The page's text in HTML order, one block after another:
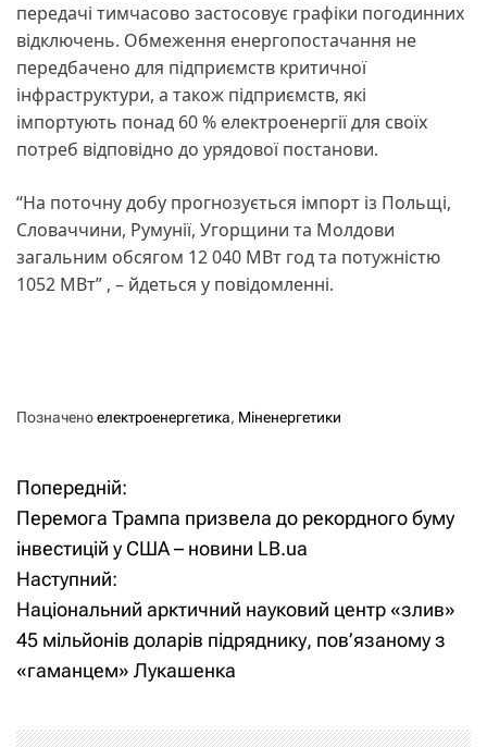
передачі тимчасово застосовує графіки погодинних
відключень. Обмеження енергопостачання не
передбачено для підприємств критичної
інфраструктури, а також підприємств, які
імпортують понад 60 % електроенергії для своїх
потреб відповідно до урядової постанови.
“На поточну добу прогнозується імпорт із Польщі,
Словаччини, Румунії, Угорщини та Молдови
загальним обсягом 12 040 МВт год та потужністю
1052 МВт” , – йдеться у повідомленні.
Позначеноелектроенергетика, Міненергетики
Н
а
в
і
г
а
Попередній:
Перемога Трампа призвела до рекордного буму
інвестицій у США – новини LB.ua
Наступний:
Національний арктичний науковий центр «злив»
45 мільйонів доларів підряднику, пов’язаному з
«гаманцем» Лукашенка